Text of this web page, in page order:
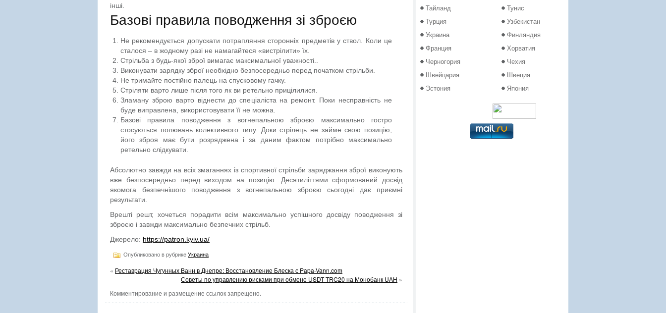
інші.
Базові правила поводження зі зброєю
Не рекомендується допускати потрапляння сторонніх предметів у ствол. Коли це
сталося – в жодному разі не намагайтеся «вистрілити» їх.
Стрільба з будь-якої зброї вимагає максимальної уважності..
Виконувати зарядку зброї необхідно безпосередньо перед початком стрільби.
Не тримайте постійно палець на спусковому гачку.
Стріляти варто лише після того як ви ретельно прицілилися.
Зламану зброю варто віднести до спеціаліста на ремонт. Поки несправність не
буде виправлена, використовувати її не можна.
Базові правила поводження з вогнепальною зброєю максимально гостро
стосуються полювань колективного типу. Доки стрілець не займе свою позицію,
його зброя має бути розряджена і за даним фактом потрібно максимально
ретельно слідкувати.
Абсолютно завжди на всіх змаганнях із спортивної стрільби заряджання зброї виконують
вже безпосередньо перед виходом на позицію. Десятиліттями сформований досвід
якомога безпечнішого поводження з вогнепальною зброєю сьогодні дає приємні
результати.
Врешті решт, хочеться порадити всім максимально успішного досвіду поводження зі
зброєю і завжди максимально безпечних стрільб.
Джерело: https://patron.kyiv.ua/
Опубликовано в рубрике Украина
« Реставрация Чугунных Ванн в Днепре: Восстановление Блеска с Papa-Vann.com
Советы по управлению рисками при обмене USDT TRC20 на Монобанк UAH »
Комментирование и размещение ссылок запрещено.
Тайланд
Тунис
Турция
Узбекистан
Украина
Финляндия
Франция
Хорватия
Черногория
Чехия
Швейцария
Швеция
Эстония
Япония